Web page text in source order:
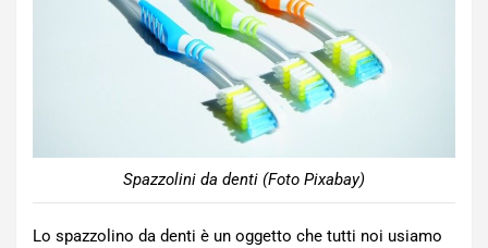
Spazzolini da denti (Foto Pixabay)
Lo spazzolino da denti è un oggetto che tutti noi usiamo